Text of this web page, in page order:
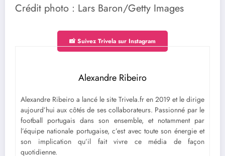
Crédit photo : Lars Baron/Getty Images
📸 Suivez Trivela sur Instagram
Alexandre Ribeiro
Alexandre Ribeiro a lancé le site Trivela.fr en 2019 et le dirige
aujourd’hui aux côtés de ses collaborateurs. Passionné par le
football portugais dans son ensemble, et notamment par
l’équipe nationale portugaise, c’est avec toute son énergie et
son implication qu’il fait vivre ce média de façon
quotidienne.